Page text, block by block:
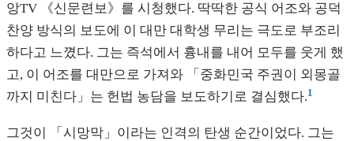
앙TV 《신문련보》를 시청했다. 딱딱한 공식 어조와 공덕
찬양 방식의 보도에 이 대만 대학생 무리는 극도로 부조리
하다고 느꼈다. 그는 즉석에서 흉내를 내어 모두를 웃게 했
고, 이 어조를 대만으로 가져와 「중화민국 주권이 외몽골
까지 미친다」는 헌법 농담을 보도하기로 결심했다.1
그것이 「시망막」이라는 인격의 탄생 순간이었다. 그는